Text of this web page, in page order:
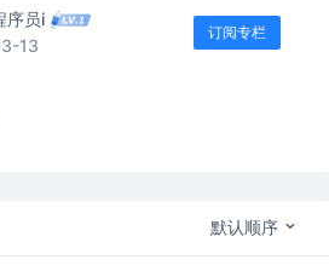
序员i
13
订阅专栏
默认顺序